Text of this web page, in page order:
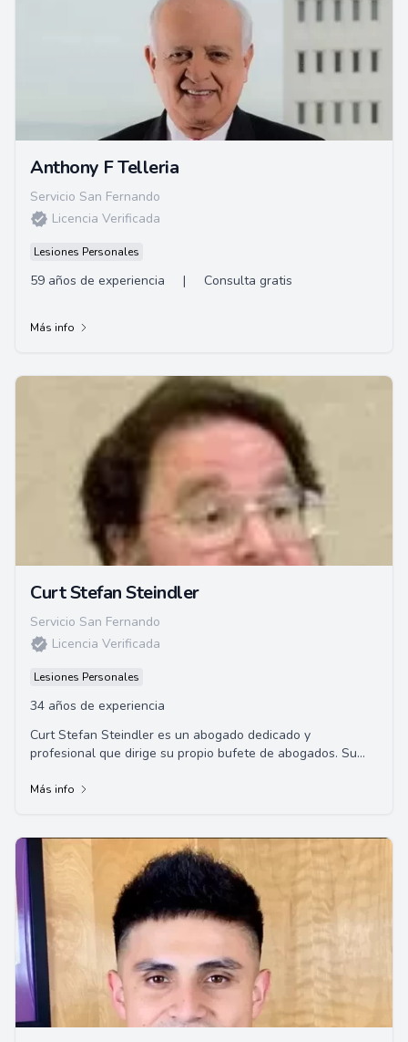
Anthony F Telleria
Servicio San Fernando
Licencia Verificada
Lesiones Personales
59 años de experiencia | Consulta gratis
Más info
Curt Stefan Steindler
Servicio San Fernando
Licencia Verificada
Lesiones Personales
34 años de experiencia
Curt Stefan Steindler es un abogado dedicado y
profesional que dirige su propio bufete de abogados. Su
Más info